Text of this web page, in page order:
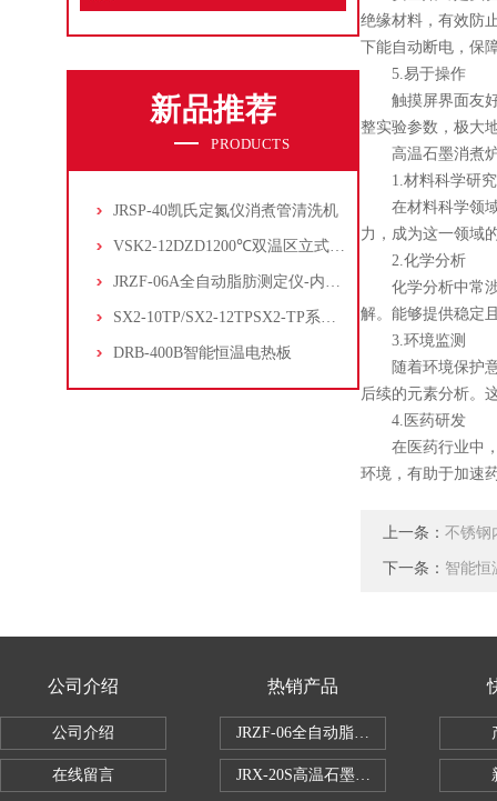
新品推荐
PRODUCTS
JRSP-40凯氏定氮仪消煮管清洗机
VSK2-12DZD1200℃双温区立式管式炉
JRZF-06A全自动脂肪测定仪-内置电子制冷系统
SX2-10TP/SX2-12TPSX2-TP系列经济型陶瓷纤维马弗炉
DRB-400B智能恒温电热板
绝缘材料，有效防
下能自动断电，保
5.易于操作
触摸屏界面友好
整实验参数，极大
高温石墨消煮炉
1.材料科学研究
在材料科学领域
力，成为这一领域
2.化学分析
化学分析中常涉
解。能够提供稳定
3.环境监测
随着环境保护意
后续的元素分析。
4.医药研发
在医药行业中，
环境，有助于加速
上一条： 不锈钢
下一条： 智能恒
公司介绍
公司介绍
在线留言
热销产品
JRZF-06全自动脂肪测定仪
JRX-20S高温石墨消煮炉